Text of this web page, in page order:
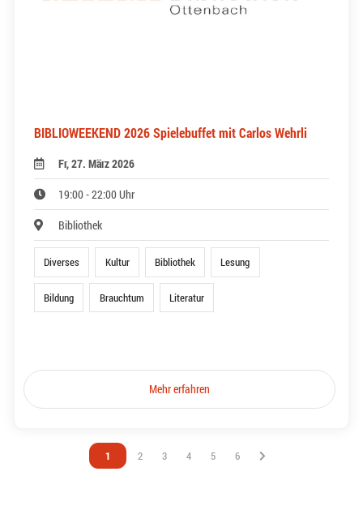
BIBLIOWEEKEND 2026 Spielebuffet mit Carlos Wehrli
Fr, 27. März 2026
19:00 - 22:00 Uhr
Bibliothek
Diverses Kultur Bibliothek Lesung
Bildung Brauchtum Literatur
Mehr erfahren
Vous êtes sur la page
1 Vous êtes sur la page
2 Vous êtes sur la page
3 Vous êtes sur la page
4 Vous êtes sur la page
5 Vous êtes sur la page
6